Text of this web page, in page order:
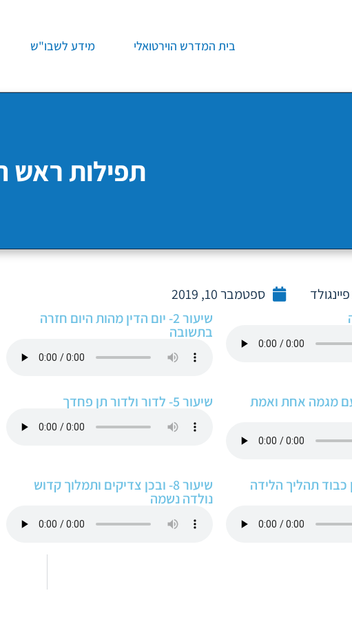
בית המדרש הוירטואלי מידע לשבו"ש
תפילות ראש
ספטמבר 10, 2019
שיעור 2- יום הדין מהות היום חזרה
בתשובה
עם מגמה אחת ואמת שיעור 5- לדור ולדור תן פחדך
תן כבוד תהליך הלידה שיעור 8- ובכן צדיקים ותמלוך קדוש
נולדה נשמה